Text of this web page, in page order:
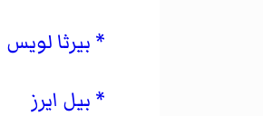
بيرثا لويس
بيل ايرز